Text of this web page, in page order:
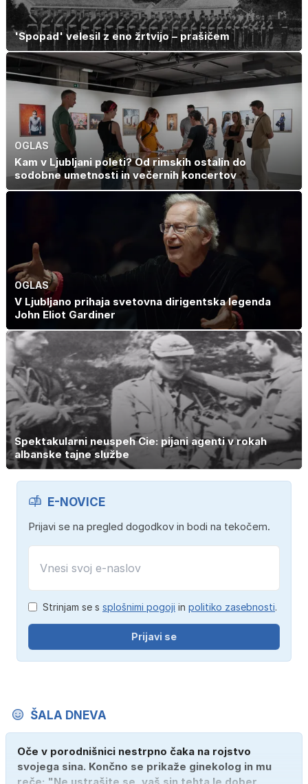
'Spopad' velesil z eno žrtvijo – prašičem
OGLAS
Kam v Ljubljani poleti? Od rimskih ostalin do
sodobne umetnosti in večernih koncertov
OGLAS
V Ljubljano prihaja svetovna dirigentska legenda
John Eliot Gardiner
Spektakularni neuspeh Cie: pijani agenti v rokah
albanske tajne službe
E-NOVICE
Prijavi se na pregled dogodkov in bodi na tekočem.
Strinjam se s splošnimi pogoji in politiko zasebnosti.
Prijavi se
ŠALA DNEVA
Oče v porodnišnici nestrpno čaka na rojstvo
svojega sina. Končno se prikaže ginekolog in mu